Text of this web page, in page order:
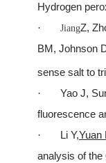
Hydrogen
· JiangZ,
BM, Johnson
sense salt to
· Yao J,
fluorescence
· Li Y,Yuan
analysis of